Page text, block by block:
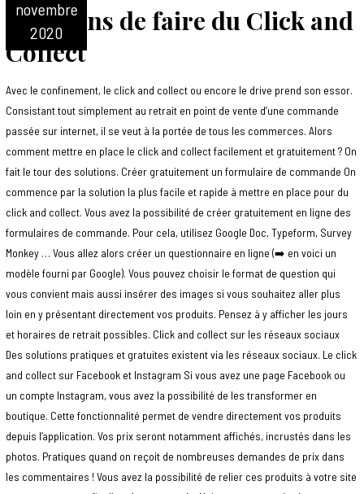
4 moyens de faire du Click and
Collect
novembre
2020
Avec le confinement, le click and collect ou encore le drive prend son essor.
Consistant tout simplement au retrait en point de vente d’une commande
passée sur internet, il se veut à la portée de tous les commerces. Alors
comment mettre en place le click and collect facilement et gratuitement ? On
fait le tour des solutions. Créer gratuitement un formulaire de commande On
commence par la solution la plus facile et rapide à mettre en place pour du
click and collect. Vous avez la possibilité de créer gratuitement en ligne des
formulaires de commande. Pour cela, utilisez Google Doc, Typeform, Survey
Monkey … Vous allez alors créer un questionnaire en ligne (➡️ en voici un
modèle fourni par Google). Vous pouvez choisir le format de question qui
vous convient mais aussi insérer des images si vous souhaitez aller plus
loin en y présentant directement vos produits. Pensez à y afficher les jours
et horaires de retrait possibles. Click and collect sur les réseaux sociaux
Des solutions pratiques et gratuites existent via les réseaux sociaux. Le click
and collect sur Facebook et Instagram Si vous avez une page Facebook ou
un compte Instagram, vous avez la possibilité de les transformer en
boutique. Cette fonctionnalité permet de vendre directement vos produits
depuis l’application. Vos prix seront notamment affichés, incrustés dans les
photos. Pratiques quand on reçoit de nombreuses demandes de prix dans
les commentaires ! Vous avez la possibilité de relier ces produits à votre site